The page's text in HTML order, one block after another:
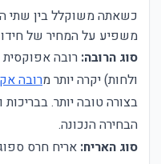
כשאתה משוקלל בין שתי
משפיע על המחיר של
סוג הרובה:
ולחות) יקרה יותר מרובה
בצורה טובה יותר.
הבחירה הנכונה.
סוג האריח: אריח חרס